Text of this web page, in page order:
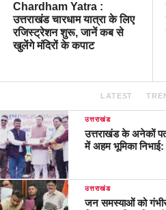
Chardham Yatra :
उत्तराखंड चारधाम यात्रा के लिए
रजिस्ट्रेशन शुरू, जानें कब से
खुलेंगे मंदिरों के कपाट
LATEST
उत्तराखंड
उत्तराखंड के अनेकों
में अहम भूमिका
उत्तराखंड
जन समस्याओं को